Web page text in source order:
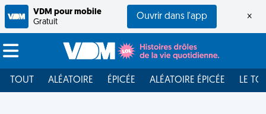
VDM pour mobile
Gratuit
Ouvrir dans l'app ×
TOUT ALÉATOIRE ÉPICÉE ALÉATOIRE ÉPICÉE LE